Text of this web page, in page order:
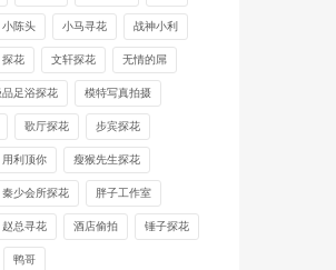
小陈头 小马寻花 战神小利
探花 文轩探花 无情的屌
品足浴探花 模特写真拍摄
歌厅探花 步宾探花
用利顶你 瘦猴先生探花
秦少会所探花 胖子工作室
赵总寻花 酒店偷拍 锤子探花
鸭哥